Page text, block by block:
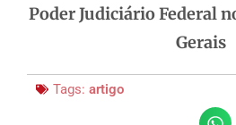
Poder Judiciário Federal
Gerais
Tags: artigo